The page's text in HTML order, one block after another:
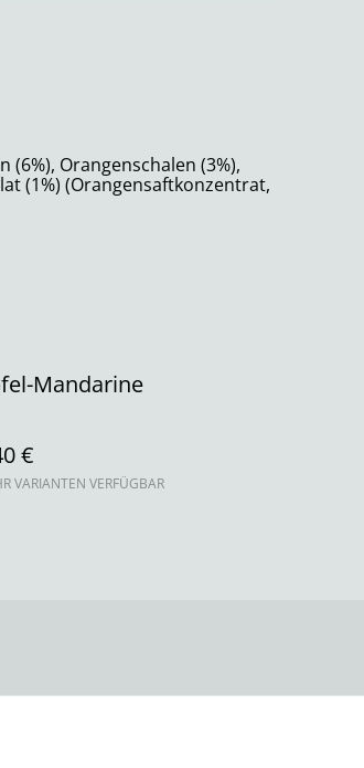
(6%), Orangenschalen (3%),
(1%) (Orangensaftkonzentrat,
Mandarine
€
VARIANTEN VERFÜGBAR